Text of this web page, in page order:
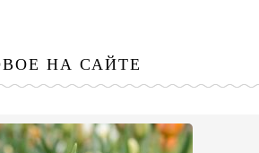
НА САЙТЕ